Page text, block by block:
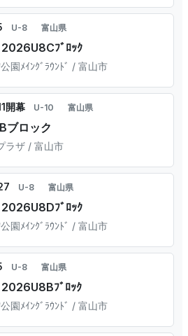
U-8 富山県
2026U8Cﾌﾞﾛｯｸ
園ﾒｲﾝｸﾞﾗｳﾝﾄﾞ / 富山市
開幕 U-10 富山県
ブロック
ラザ / 富山市
U-8 富山県
2026U8Dﾌﾞﾛｯｸ
園ﾒｲﾝｸﾞﾗｳﾝﾄﾞ / 富山市
U-8 富山県
2026U8Bﾌﾞﾛｯｸ
園ﾒｲﾝｸﾞﾗｳﾝﾄﾞ / 富山市